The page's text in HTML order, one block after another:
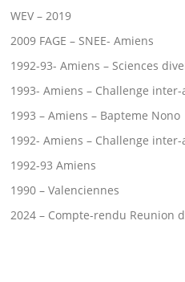
WEV – 2019
2009 FAGE – SNEE- Amiens
1992-93- Amiens – Sciences
1993- Amiens – Challenge inter-
1993 – Amiens – Bapteme Nono
1992- Amiens – Challenge inter-
1992-93 Amiens
1990 – Valenciennes
2024 – Compte-rendu Reunion